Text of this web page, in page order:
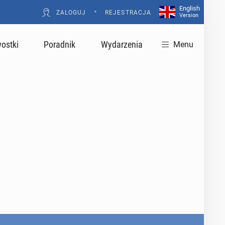
ZALOGUJ • REJESTRACJA
English
Version
Poradnik Wydarzenia Menu